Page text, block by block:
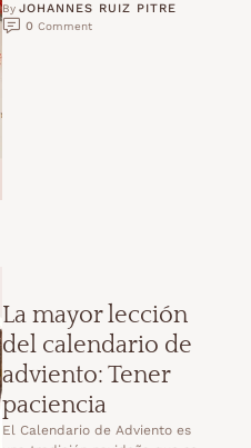
imprimible bonito y especial
para que tu peque escriba la …
By JOHANNES RUIZ PITRE
0 Comment
La mayor lección
del calendario de
adviento: Tener
paciencia
El Calendario de Adviento es